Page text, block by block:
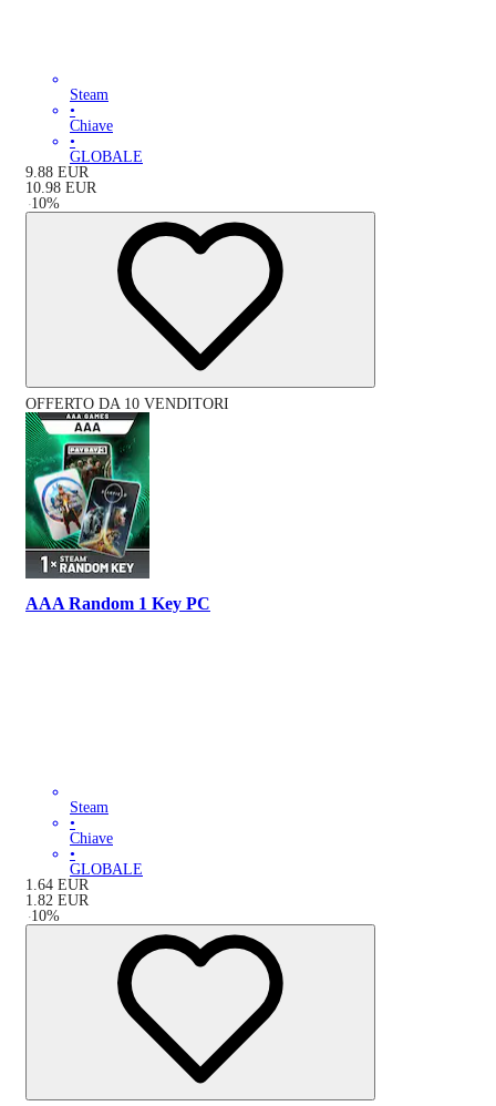
Steam
•
Chiave
•
GLOBALE
9.88 EUR
10.98 EUR
-10%
OFFERTO DA 10 VENDITORI
AAA Random 1 Key PC
Steam
•
Chiave
•
GLOBALE
1.64 EUR
1.82 EUR
-10%